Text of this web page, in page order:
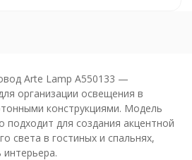
Arte Lamp A550133 —
организации освещения в
конструкциями. Модель
подходит для создания акцентной
света в гостиных и спальнях,
интерьера.